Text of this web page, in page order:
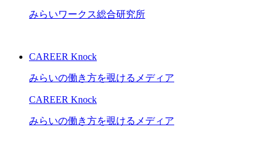
みらいワークス総合研究所
CAREER Knock
みらいの働き方を覗けるメディア
CAREER Knock
みらいの働き方を覗けるメディア